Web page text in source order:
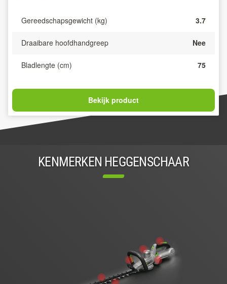
Gereedschapsgewicht (kg) 3.7
Draaibare hoofdhandgreep Nee
Bladlengte (cm) 75
Bekijk product
KENMERKEN HEGGENSCHAAR